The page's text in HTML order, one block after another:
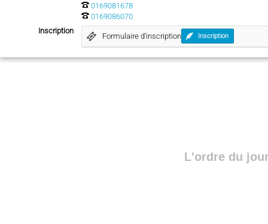
0169081678
0169086070
Inscription
Formulaire d'inscription Inscription
L'ordre du